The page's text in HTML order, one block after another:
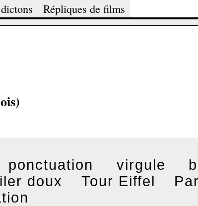
Répliques de films
ponctuation virgule
doux Tour Eiffel